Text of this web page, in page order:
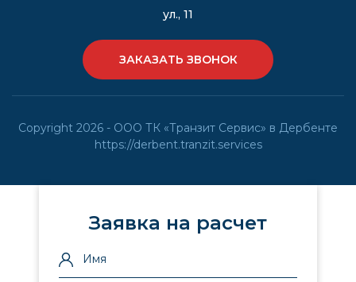
ул., 11
ЗАКАЗАТЬ ЗВОНОК
Copyright 2026 - ООО ТК «Транзит Сервис» в Дербенте
https://derbent.tranzit.services
Заявка на расчет